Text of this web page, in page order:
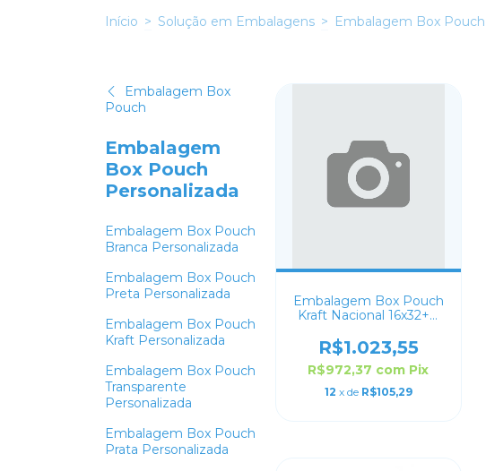
Início > Solução em Embalagens > Embalagem Box Pouch
Embalagem Box
Pouch
Embalagem
Box Pouch
Personalizada
Embalagem Box Pouch
Branca Personalizada
Embalagem Box Pouch
Preta Personalizada
Embalagem Box Pouch
Kraft Personalizada
Embalagem Box Pouch
Transparente
Personalizada
Embalagem Box Pouch
Prata Personalizada
Embalagem Box Pouch
Kraft Nacional 16x32+8
R$1.023,55
R$972,37 com Pix
12 x de R$105,29